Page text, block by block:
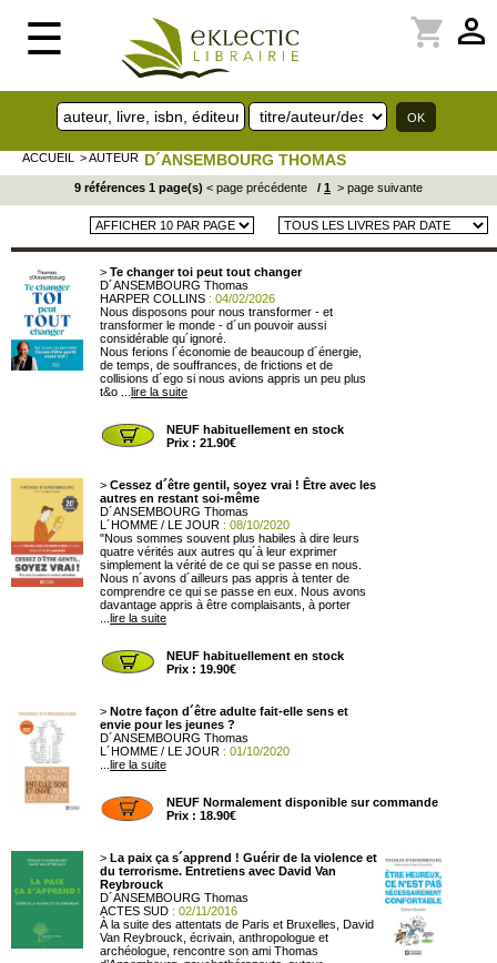
☰ perm_identity
shopping_cart
ACCUEIL > AUTEUR D´ANSEMBOURG THOMAS
9 références 1 page(s) < page précédente / 1 > page suivante
> Te changer toi peut tout changer
D´ANSEMBOURG Thomas
HARPER COLLINS : 04/02/2026
Nous disposons pour nous transformer - et
transformer le monde - d´un pouvoir aussi
considérable qu´ignoré.
Nous ferions l´économie de beaucoup d´énergie,
de temps, de souffrances, de frictions et de
collisions d´ego si nous avions appris un peu plus
t&o ... lire la suite
NEUF habituellement en stock
Prix : 21.90€
> Cessez d´être gentil, soyez vrai ! Être avec les
autres en restant soi-même
D´ANSEMBOURG Thomas
L´HOMME / LE JOUR : 08/10/2020
"Nous sommes souvent plus habiles à dire leurs
quatre vérités aux autres qu´à leur exprimer
simplement la vérité de ce qui se passe en nous.
Nous n´avons d´ailleurs pas appris à tenter de
comprendre ce qui se passe en eux. Nous avons
davantage appris à être complaisants, à porter
lire la suite
NEUF habituellement en stock
Prix : 19.90€
> Notre façon d´être adulte fait-elle sens et
envie pour les jeunes ?
D´ANSEMBOURG Thomas
L´HOMME / LE JOUR : 01/10/2020
lire la suite
NEUF Normalement disponible sur commande
Prix : 18.90€
> La paix ça s´apprend ! Guérir de la violence et
du terrorisme. Entretiens avec David Van
Reybrouck
D´ANSEMBOURG Thomas
ACTES SUD : 02/11/2016
À la suite des attentats de Paris et Bruxelles, David
Van Reybrouck, écrivain, anthropologue et
archéologue, rencontre son ami Thomas